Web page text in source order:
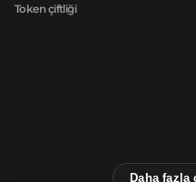
Token çiftliği